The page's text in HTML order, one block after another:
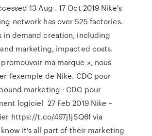
13 Aug . 17 Oct 2019 Nike's
network has over 525 factories.
in demand creation, including
marketing, impacted costs.
ma marque », nous
l'exemple de Nike. CDC pour
marketing · CDC pour
logiciel 27 Feb 2019 Nike –
https://t.co/497j1jSQ6f via
know it's all part of their marketing